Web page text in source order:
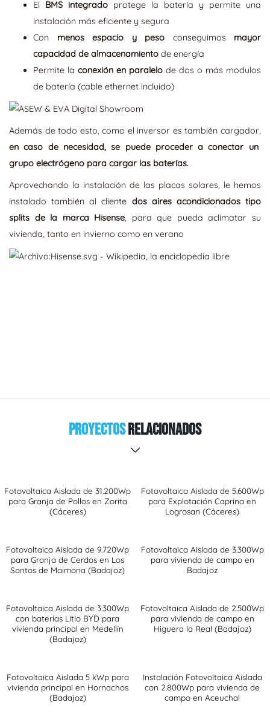
El BMS integrado protege la batería y permite una
instalación más eficiente y segura
Con menos espacio y peso conseguimos mayor
capacidad de almacenamiento de energía
Permite la conexión en paralelo de dos o más modulos
de batería (cable ethernet incluido)
Además de todo esto, como el inversor es también cargador,
en caso de necesidad, se puede proceder a conectar un
grupo electrógeno para cargar las baterías.
Aprovechando la instalación de las placas solares, le hemos
instalado también al cliente dos aires acondicionados tipo
splits de la marca Hisense, para que pueda aclimatar su
vivienda, tanto en invierno como en verano
ProyectosRelacionados
Fotovoltaica Aislada de 31.200Wp
para Granja de Pollos en Zorita
(Cáceres)
Fotovoltaica Aislada de 5.600Wp
para Explotación Caprina en
Logrosan (Cáceres)
Fotovoltaica Aislada de 9.720Wp
para Granja de Cerdos en Los
Santos de Maimona (Badajoz)
Fotovoltaica Aislada de 3.300Wp
para vivienda de campo en
Badajoz
Fotovoltaica Aislada de 3.300Wp
con baterías Litio BYD para
vivienda principal en Medellín
(Badajoz)
Fotovoltaica Aislada de 2.500Wp
para vivienda de campo en
Higuera la Real (Badajoz)
Fotovoltaica Aislada 5 kWp para
vivienda principal en Hornachos
(Badajoz)
Instalación Fotovoltaica Aislada
con 2.800Wp para vivienda de
campo en Aceuchal